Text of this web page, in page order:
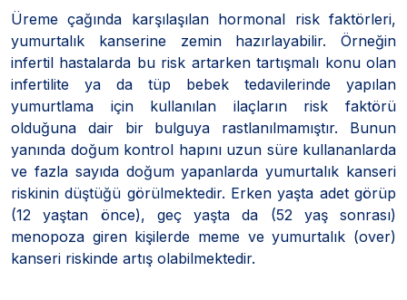
Üreme çağında karşılaşılan hormonal risk faktörleri,
yumurtalık kanserine zemin hazırlayabilir. Örneğin
infertil hastalarda bu risk artarken tartışmalı konu olan
infertilite ya da tüp bebek tedavilerinde yapılan
yumurtlama için kullanılan ilaçların risk faktörü
olduğuna dair bir bulguya rastlanılmamıştır. Bunun
yanında doğum kontrol hapını uzun süre kullananlarda
ve fazla sayıda doğum yapanlarda yumurtalık kanseri
riskinin düştüğü görülmektedir. Erken yaşta adet görüp
(12 yaştan önce), geç yaşta da (52 yaş sonrası)
menopoza giren kişilerde meme ve yumurtalık (over)
kanseri riskinde artış olabilmektedir.